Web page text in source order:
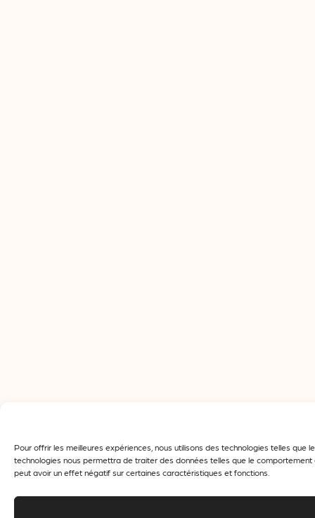
Pour offrir les meilleures expériences, nous utilisons des technologies telles
technologies nous permettra de traiter des données telles que le
peut avoir un effet négatif sur certaines caractéristiques et fonctions.